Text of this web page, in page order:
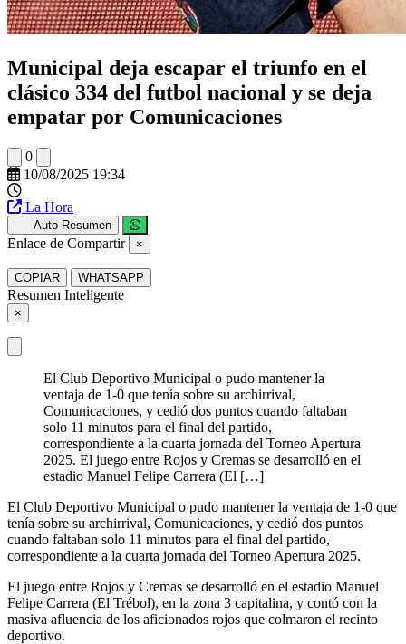
Municipal deja escapar el triunfo en el
clásico 334 del futbol nacional y se deja
empatar por Comunicaciones
0
10/08/2025 19:34
La Hora
Auto Resumen
Enlace de Compartir ×
COPIAR WHATSAPP
Resumen Inteligente
×
El Club Deportivo Municipal o pudo mantener la
ventaja de 1-0 que tenía sobre su archirrival,
Comunicaciones, y cedió dos puntos cuando faltaban
solo 11 minutos para el final del partido,
correspondiente a la cuarta jornada del Torneo Apertura
2025. El juego entre Rojos y Cremas se desarrolló en el
estadio Manuel Felipe Carrera (El […]
El Club Deportivo Municipal o pudo mantener la ventaja de 1-0 que
tenía sobre su archirrival, Comunicaciones, y cedió dos puntos
cuando faltaban solo 11 minutos para el final del partido,
correspondiente a la cuarta jornada del Torneo Apertura 2025.
El juego entre Rojos y Cremas se desarrolló en el estadio Manuel
Felipe Carrera (El Trébol), en la zona 3 capitalina, y contó con la
masiva afluencia de los aficionados rojos que colmaron el recinto
deportivo.